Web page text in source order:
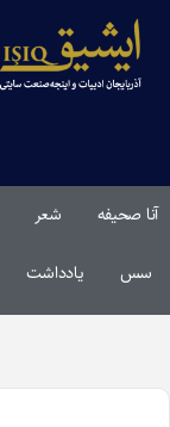
آنا صحیفه شعر
سس یادداشت